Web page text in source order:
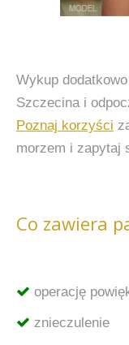
Wykup
Szczecina i
Poznaj korzyści
morzem i zapytaj
Co zawiera
operację
znieczulenie